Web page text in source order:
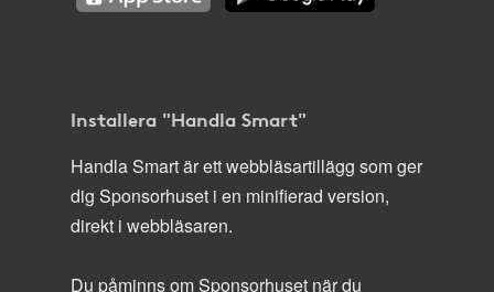
Installera "Handla Smart"
Handla Smart är ett webbläsartillägg som ger
dig Sponsorhuset i en minifierad version,
direkt i webbläsaren.
Du påminns om Sponsorhuset när du